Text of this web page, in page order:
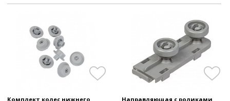
Комплект колес нижнего
Направляющая с роликами